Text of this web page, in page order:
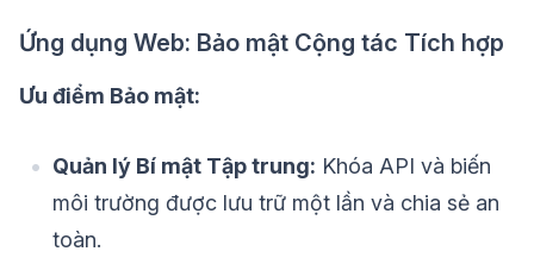
Ứng dụng Web: Bảo mật Cộng tác Tích hợp
Ưu điểm Bảo mật:
Quản lý Bí mật Tập trung: Khóa API và biến
môi trường được lưu trữ một lần và chia sẻ an
toàn.